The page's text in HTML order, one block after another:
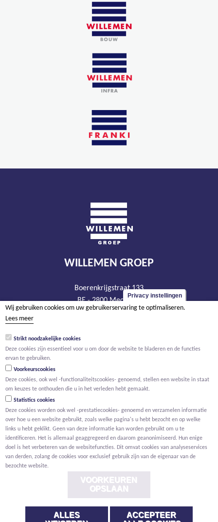
WILLEMEN GROEP
Boerenkrijgstraat 133
BE - 2800 Mechelen
tel +32 15 569 965
BTW BE 0466.256.432
Privacy Cookies Melding klokkenluider
Privacy instellingen
Wij gebruiken cookies om uw gebruikerservaring te optimaliseren.
Lees meer
Strikt noodzakelijke cookies
Deze cookies zijn essentieel voor u om door de website te bladeren en de functies
ervan te gebruiken.
Voorkeurscookies
Deze cookies, ook wel -functionaliteitscookies- genoemd, stellen een website in staat
om keuzes te onthouden die u in het verleden hebt gemaakt.
Statistics cookies
Deze cookies worden ook wel -prestatiecookies- genoemd en verzamelen informatie
over hoe u een website gebruikt, zoals welke pagina's u hebt bezocht en op welke
links u hebt geklikt. Geen van deze informatie kan worden gebruikt om u te
identificeren. Het is allemaal geaggregeerd en daarom geanonimiseerd. Hun enige
doel is het verbeteren van de websitefuncties. Dit omvat cookies van analyseservices
van derden, zolang de cookies voor exclusief gebruik zijn van de eigenaar van de
bezochte website.
VOORKEUREN
OPSLAAN
ALLES
ACCEPTEER